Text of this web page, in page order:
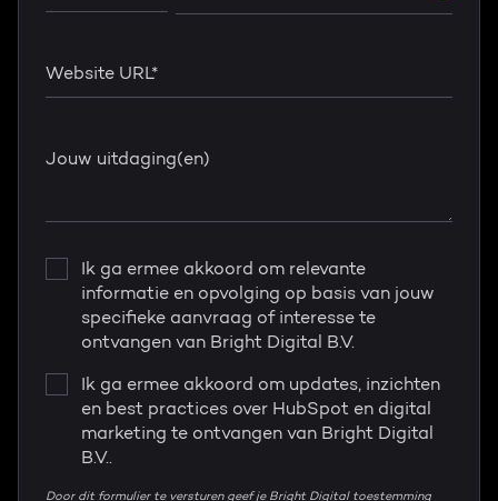
Website URL*
Jouw uitdaging(en)
Ik ga ermee akkoord om relevante
informatie en opvolging op basis van jouw
specifieke aanvraag of interesse te
ontvangen van Bright Digital B.V.
Ik ga ermee akkoord om updates, inzichten
en best practices over HubSpot en digital
marketing te ontvangen van Bright Digital
B.V..
Door dit formulier te versturen geef je Bright Digital toestemming